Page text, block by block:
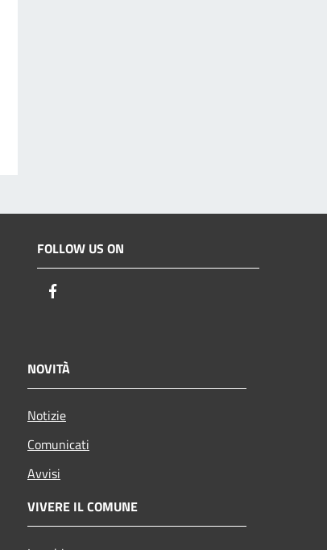
FOLLOW US ON
NOVITÀ
Notizie
Comunicati
Avvisi
VIVERE IL COMUNE